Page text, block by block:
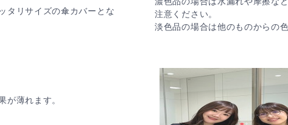
タリサイズの傘カバーとな
が薄れます。
注意ください。
淡色品の場合は他のものからの